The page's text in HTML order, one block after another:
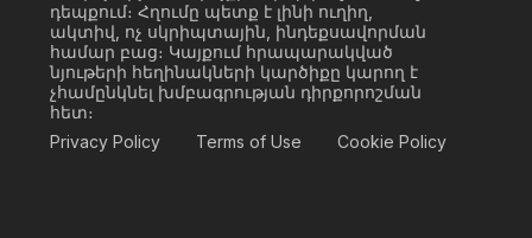
դեպքում։ Հղումը պետք է լինի ուղիղ,
ակտիվ, ոչ սկրիպտային, ինդեքսավորման
համար բաց։ Կայքում հրապարակված
նյութերի հեղինակների կարծիքը կարող է
չհամընկնել խմբագրության դիրքորոշման
հետ։
Privacy Policy
Terms of Use Cookie Policy